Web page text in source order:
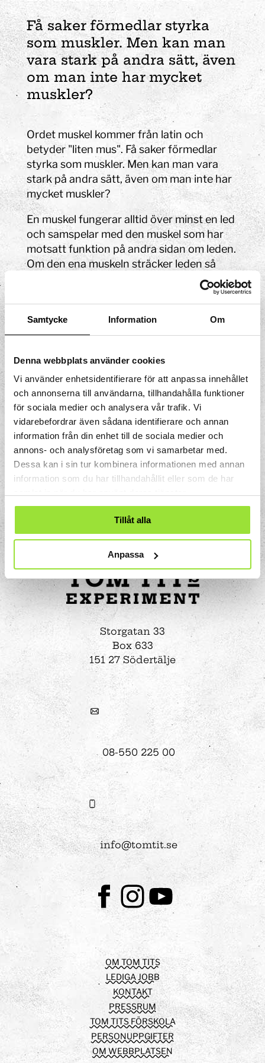
Samtycke Information Om
Denna webbplats använder cookies
Vi använder enhetsidentifierare för att anpassa innehållet
och annonserna till användarna, tillhandahålla funktioner
för sociala medier och analysera vår trafik. Vi
vidarebefordrar även sådana identifierare och annan
information från din enhet till de sociala medier och
annons- och analysföretag som vi samarbetar med.
Dessa kan i sin tur kombinera informationen med annan
information som du har tillhandahållit eller som de har
Tillåt alla
Anpassa
Få saker förmedlar styrka
som muskler. Men kan man
vara stark på andra sätt, även
om man inte har mycket
muskler?
Ordet muskel kommer från latin och
betyder "liten mus". Få saker förmedlar
styrka som muskler. Men kan man vara
stark på andra sätt, även om man inte har
mycket muskler?
En muskel fungerar alltid över minst en led
och samspelar med den muskel som har
motsatt funktion på andra sidan om leden.
Om den ena muskeln sträcker leden så
släpper böjaren efter lagom mycket för att
sträckaren efter.
Det är tyngdkraften musklerna arbetar
träna mot annat motstånd än
tyngdkraften för att inte tappa
muskelmassa.
Storgatan 33
Box 633
151 27 Södertälje
08-550 225 00
info@tomtit.se
FacebookInstagramYoutube
OM TOM TITS
LEDIGA JOBB
KONTAKT
PRESSRUM
TOM TITS FÖRSKOLA
PERSONUPPGIFTER
OM WEBBPLATSEN